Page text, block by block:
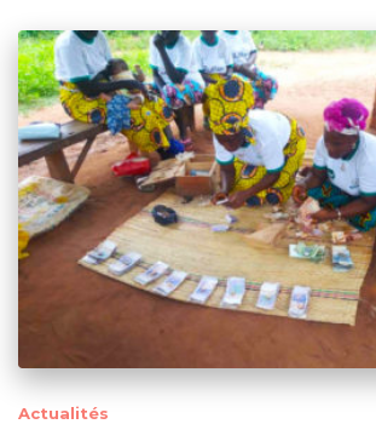
Actualités